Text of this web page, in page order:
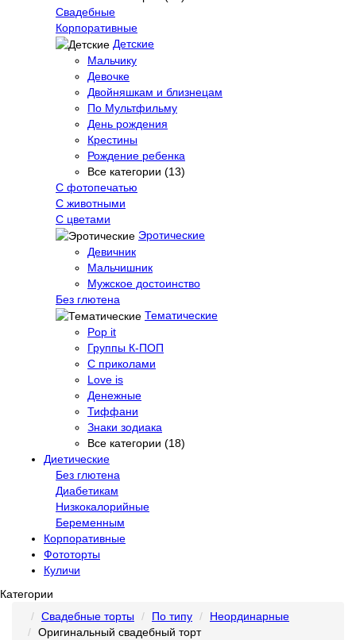
Свадебные
Корпоративные
Детские
Мальчику
Девочке
Двойняшкам и близнецам
По Мультфильму
День рождения
Крестины
Рождение ребенка
Все категории (13)
С фотопечатью
C животными
С цветами
Эротические
Девичник
Мальчишник
Мужское достоинство
Без глютена
Тематические
Pop it
Группы К-ПОП
С приколами
Love is
Денежные
Тиффани
Знаки зодиака
Все категории (18)
Диетические
Без глютена
Диабетикам
Низкокалорийные
Беременным
Корпоративные
Фототорты
Куличи
Категории
Свадебные торты
По типу
Неординарные
Оригинальный свадебный торт